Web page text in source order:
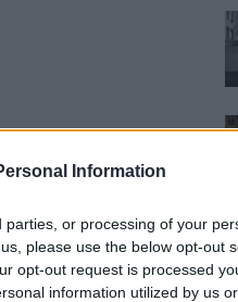
Information
or processing of your
please use the below opt-out
opt-out request is processed
information utilized by us